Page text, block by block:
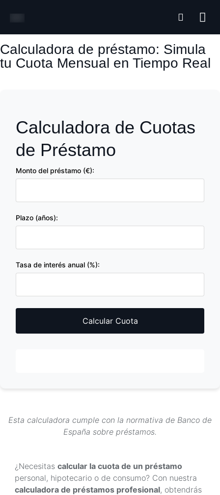
Calculadora de préstamo: Simula
tu Cuota Mensual en Tiempo Real
Calculadora de Cuotas
de Préstamo
Monto del préstamo (€):
Plazo (años):
Tasa de interés anual (%):
Calcular Cuota
Esta calculadora cumple con la normativa de Banco de
España sobre préstamos.
¿Necesitas calcular la cuota de un préstamo
personal, hipotecario o de consumo? Con nuestra
calculadora de préstamos profesional, obtendrás